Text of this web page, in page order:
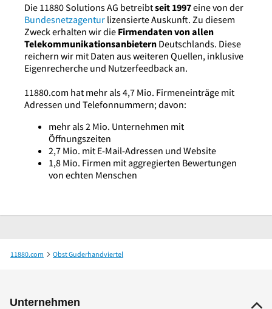
Die 11880 Solutions AG betreibtseit 1997eine von der
Bundesnetzagentur lizensierte Auskunft. Zu diesem
Zweck erhalten wir die Firmendaten von allen
Telekommunikationsanbietern Deutschlands. Diese
reichern wir mit Daten aus weiteren Quellen, inklusive
Eigenrecherche und Nutzerfeedback an.
11880.com hat mehr als 4,7 Mio. Firmeneinträge mit
Adressen und Telefonnummern; davon:
mehr als 2 Mio. Unternehmen mit
Öffnungszeiten
2,7 Mio. mit E-Mail-Adressen und Website
1,8 Mio. Firmen mit aggregierten Bewertungen
von echten Menschen
11880.com
Obst Guderhandviertel
Unternehmen